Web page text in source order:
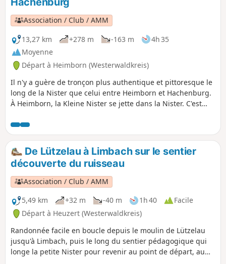
Association / Club / AMM
13,27 km
+278 m -163 m
4h 35
Moyenne
Départ à Heimborn (Westerwaldkreis)
Il n'y a guère de tronçon plus authentique et pittoresque le
long de la Nister que celui entre Heimborn et Hachenburg.
À Heimborn, la Kleine Nister se jette dans la Nister. C'est
Nister, qui s'est profondément enfoncée dans la partie
nord-est du massif schisteux rhénan, a formé avec les
plissements montagneux des formations rocheuses
abruptes et inhabituelles, comme la Hohe Ley. Depuis le
Moyen Âge, la vallée de la Nister et le monastère de
Marienstatt constituent un centre chrétien et abritent un
joyau particulier : la plus ancienne église gothique de la
rive droite du Rhin en Allemagne.
De Lützelau à Limbach sur le sentier
découverte du ruisseau
Association / Club / AMM
5,49 km
+32 m -40 m 1h 40
Facile
Départ à Heuzert (Westerwaldkreis)
Randonnée facile en boucle depuis le moulin de Lützelau
jusqu'à Limbach, puis le long du sentier pédagogique qui
longe la petite Nister pour revenir au point de départ, au